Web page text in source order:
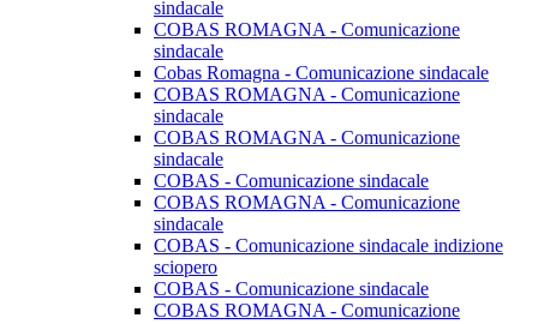
sindacale
COBAS ROMAGNA - Comunicazione
sindacale
Cobas Romagna - Comunicazione sindacale
COBAS ROMAGNA - Comunicazione
sindacale
COBAS ROMAGNA - Comunicazione
sindacale
COBAS - Comunicazione sindacale
COBAS ROMAGNA - Comunicazione
sindacale
COBAS - Comunicazione sindacale indizione
sciopero
COBAS - Comunicazione sindacale
COBAS ROMAGNA - Comunicazione